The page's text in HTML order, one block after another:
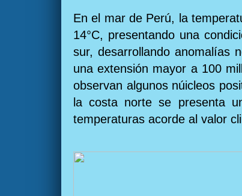
En el mar de Perú, la
14°C, presentando una
sur, desarrollando anomalías
una extensión mayor a 100
observan algunos núicleos
la costa norte se presenta
temperaturas acorde al valor